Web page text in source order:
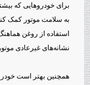
برای خودروهایی که
به سلامت موتور کمک
استفاده از روغن
نشانه‌های غیرعادی
همچنین بهتر است